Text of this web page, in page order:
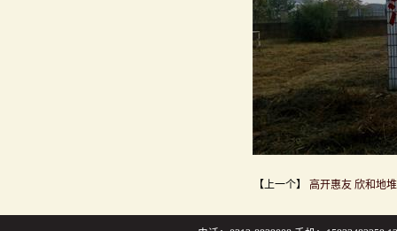
【上一个】 高开惠友 欣和地堆